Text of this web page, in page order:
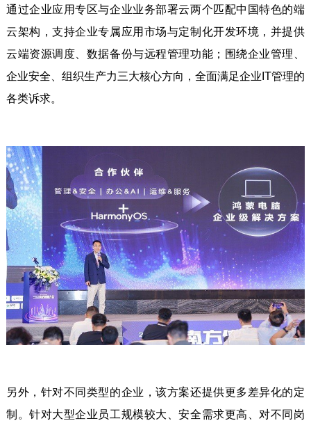
通过企业应用专区与企业业务部署云两个匹配中国特色的端
云架构，支持企业专属应用市场与定制化开发环境，并提供
云端资源调度、数据备份与远程管理功能；围绕企业管理、
企业安全、组织生产力三大核心方向，全面满足企业IT管理的
各类诉求。
另外，针对不同类型的企业，该方案还提供更多差异化的定
制。针对大型企业员工规模较大、安全需求更高、对不同岗